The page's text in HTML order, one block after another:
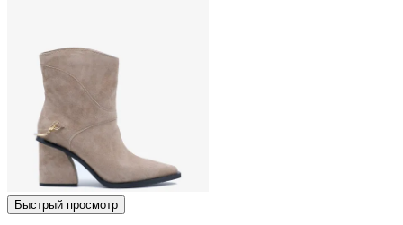
Быстрый просмотр